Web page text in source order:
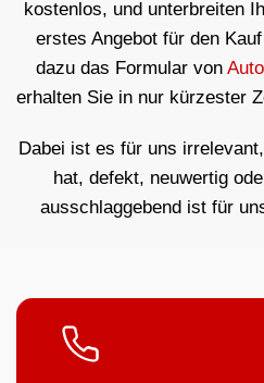
kostenlos, und unterbreiten
erstes Angebot für den
dazu das Formular von
erhalten Sie in nur kürzester
Dabei ist es für uns
hat, defekt, neuwertig
ausschlaggebend ist für